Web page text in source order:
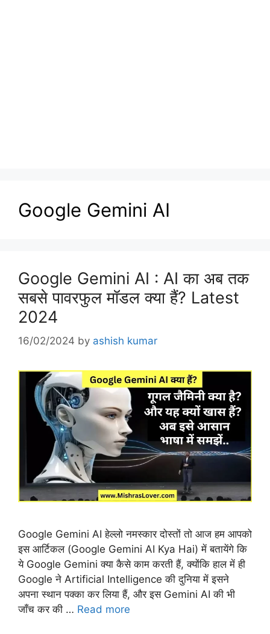
Google Gemini AI
Google Gemini AI : AI का अब तक
सबसे पावरफुल मॉडल क्या हैं? Latest
2024
16/02/2024 by ashish kumar
Google Gemini AI हेल्लो नमस्कार दोस्तों तो आज हम आपको
इस आर्टिकल (Google Gemini AI Kya Hai) में बतायेंगे कि
ये Google Gemini क्या कैसे काम करती हैं, क्योंकि हाल में ही
Google ने Artificial Intelligence की दुनिया में इसने
अपना स्थान पक्का कर लिया हैं, और इस Gemini AI की भी
जाँच कर की … Read more